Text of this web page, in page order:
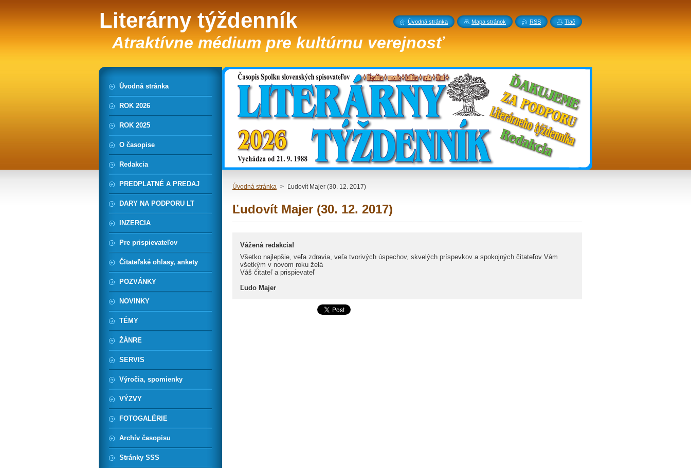
Literárny týždenník
Atraktívne médium pre kultúrnu verejnosť
Úvodná stránka > Ľudovít Majer (30. 12. 2017)
Ľudovít Majer (30. 12. 2017)
Vážená redakcia!
Všetko najlepšie, veľa zdravia, veľa tvorivých úspechov, skvelých príspevkov a spokojných čitateľov Vám
všetkým v novom roku želá
Váš čitateľ a prispievateľ
Ľudo Majer
Úvodná stránka
ROK 2026
ROK 2025
O časopise
Redakcia
PREDPLATNÉ A PREDAJ
DARY NA PODPORU LT
INZERCIA
Pre prispievateľov
Čitateľské ohlasy, ankety
POZVÁNKY
NOVINKY
TÉMY
ŽÁNRE
SERVIS
Výročia, spomienky
VÝZVY
FOTOGALÉRIE
Archív časopisu
Stránky SSS
Úvodná stránka Mapa stránok RSS Tlač